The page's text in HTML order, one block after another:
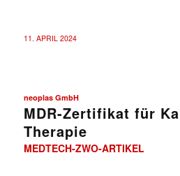
11. APRIL 2024
neoplas GmbH
MDR-Zertifikat für
Therapie
MEDTECH-ZWO-ARTIKEL